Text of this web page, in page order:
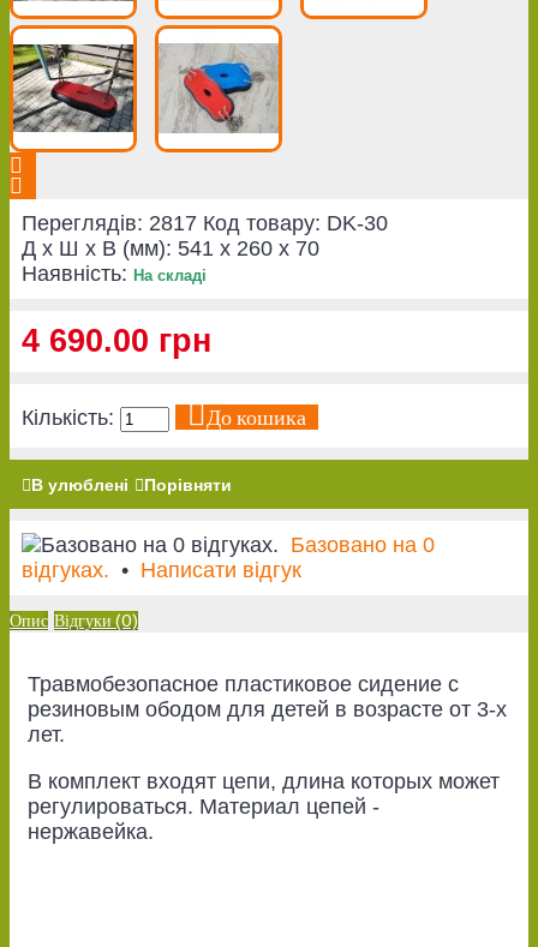
Переглядів: 2817 Код товару: DK-30
Д x Ш x В (мм): 541 x 260 x 70
Наявність: На складі
4 690.00 грн
Кількість: До кошика
В улюблені Порівняти
Базовано на 0
відгуках. • Написати відгук
Опис Відгуки (0)
Травмобезопасное пластиковое сидение с
резиновым ободом для детей в возрасте от 3-х
лет.
В комплект входят цепи, длина которых может
регулироваться. Материал цепей -
нержавейка.